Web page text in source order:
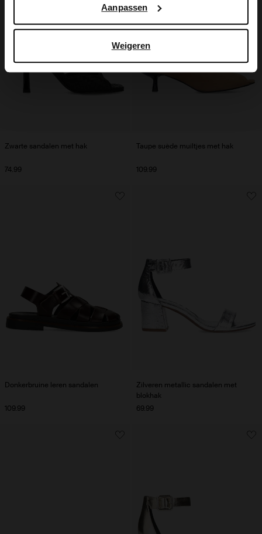
Aanpassen
Weigeren
Zwarte sandalen met hak
74.99
Taupe suède muiltjes met hak
109.99
Donkerbruine leren sandalen
109.99
Zilveren metallic sandalen met
blokhak
69.99